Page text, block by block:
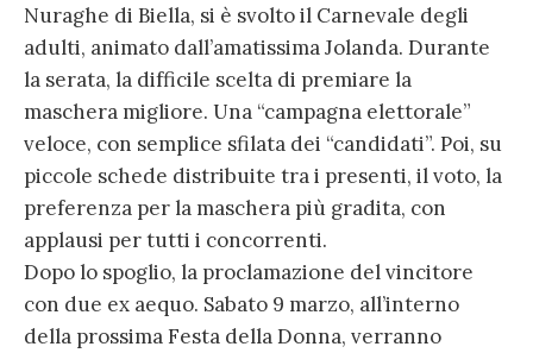
Nuraghe di Biella, si è svolto il Carnevale degli
adulti, animato dall’amatissima Jolanda. Durante
la serata, la difficile scelta di premiare la
maschera migliore. Una “campagna elettorale”
veloce, con semplice sfilata dei “candidati”. Poi, su
piccole schede distribuite tra i presenti, il voto, la
preferenza per la maschera più gradita, con
applausi per tutti i concorrenti.
Dopo lo spoglio, la proclamazione del vincitore
con due ex aequo. Sabato 9 marzo, all’interno
della prossima Festa della Donna, verranno